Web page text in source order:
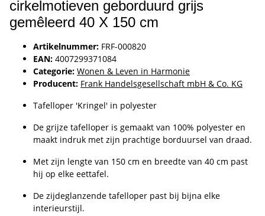
cirkelmotieven geborduurd grijs
gemêleerd 40 X 150 cm
Artikelnummer: FRF-000820
EAN: 4007299371084
Categorie: Wonen & Leven in Harmonie
Producent: Frank Handelsgesellschaft mbH & Co. KG
Tafelloper 'Kringel' in polyester
De grijze tafelloper is gemaakt van 100% polyester en
maakt indruk met zijn prachtige borduursel van draad.
Met zijn lengte van 150 cm en breedte van 40 cm past
hij op elke eettafel.
De zijdeglanzende tafelloper past bij bijna elke
interieurstijl.